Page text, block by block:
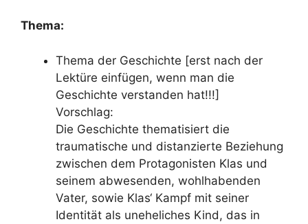
Thema:
Thema der Geschichte [erst nach der
Lektüre einfügen, wenn man die
Geschichte verstanden hat!!!]
Vorschlag:
Die Geschichte thematisiert die
traumatische und distanzierte Beziehung
zwischen dem Protagonisten Klas und
seinem abwesenden, wohlhabenden
Vater, sowie Klas‘ Kampf mit seiner
Identität als uneheliches Kind, das in